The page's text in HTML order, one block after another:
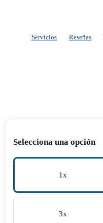
Servicios Reseñas
Selecciona una opción
1x
3x